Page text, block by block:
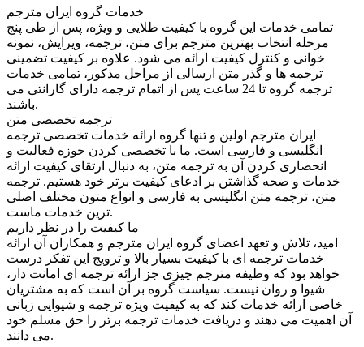
خدمات گروه ایران مترجم
تمامی خدمات این گروه با کیفیت طلایی و ویژه، پس از طی پنج
مرحله انتخاب بهترین مترجم برای متن، ترجمه، ویرایش، نمونه
خوانی و کنترل کیفیت ارائه می شود. علاوه بر کیفیت تضمینی
ترجمه ها و گذر متن ارسالی از مراحل مذکور، تمامی خدمات
ترجمه گروه تا 24 ساعت پس از اتمام ترجمه دارای گارانتی می
باشند.
ترجمه تخصصی متن
ایران مترجم اولین و تنها گروه ارائه خدمات تخصصی ترجمه
انگلیسی و فارسی است. ما با تخصصی کردن حوزه فعالیت و
انحصاری کردن آن به ترجمه متن، به دنبال ارتقای کیفیت ارائه
خدمات و صحه گذاشتن بر ادعای کیفیت برتر خود هستیم. ترجمه
متن، ترجمه متن انگلیسی به فارسی و انواع متون مختلف اصلی
ترین خدمات ماست.
ما کیفیت را در نظر داریم
امید، تلاش و تعهد اعضای گروه ایران مترجم و همکاران آن ارائه
خدمات ترجمه ای با کیفیت بسیار بالا و ترویج این تفکر درست
خواهد بود که وظیفه مترجم چیزی جز ارائه ترجمه ای امانت دار،
شیوا و روان نیست. سیاست گروه بر آن است که به مشتریان
خاصی ارائه خدمات کند که به کیفیت ویژه ترجمه و شیوایی زبانی
آن اهمیت می دهند و دریافت خدمات ترجمه برتر را حق مسلم خود
می دانند.